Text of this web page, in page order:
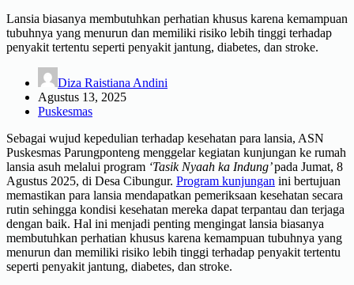
Lansia biasanya membutuhkan perhatian khusus karena kemampuan
tubuhnya yang menurun dan memiliki risiko lebih tinggi terhadap
penyakit tertentu seperti penyakit jantung, diabetes, dan stroke.
Diza Raistiana Andini
Agustus 13, 2025
Puskesmas
Sebagai wujud kepedulian terhadap kesehatan para lansia, ASN
Puskesmas Parungponteng menggelar kegiatan kunjungan ke rumah
lansia asuh melalui program ‘Tasik Nyaah ka Indung’pada Jumat, 8
Agustus 2025, di Desa Cibungur. Program kunjungan ini bertujuan
memastikan para lansia mendapatkan pemeriksaan kesehatan secara
rutin sehingga kondisi kesehatan mereka dapat terpantau dan terjaga
dengan baik. Hal ini menjadi penting mengingat lansia biasanya
membutuhkan perhatian khusus karena kemampuan tubuhnya yang
menurun dan memiliki risiko lebih tinggi terhadap penyakit tertentu
seperti penyakit jantung, diabetes, dan stroke.